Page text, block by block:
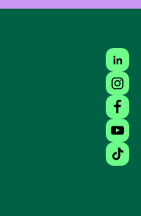
in a new window)
in a new